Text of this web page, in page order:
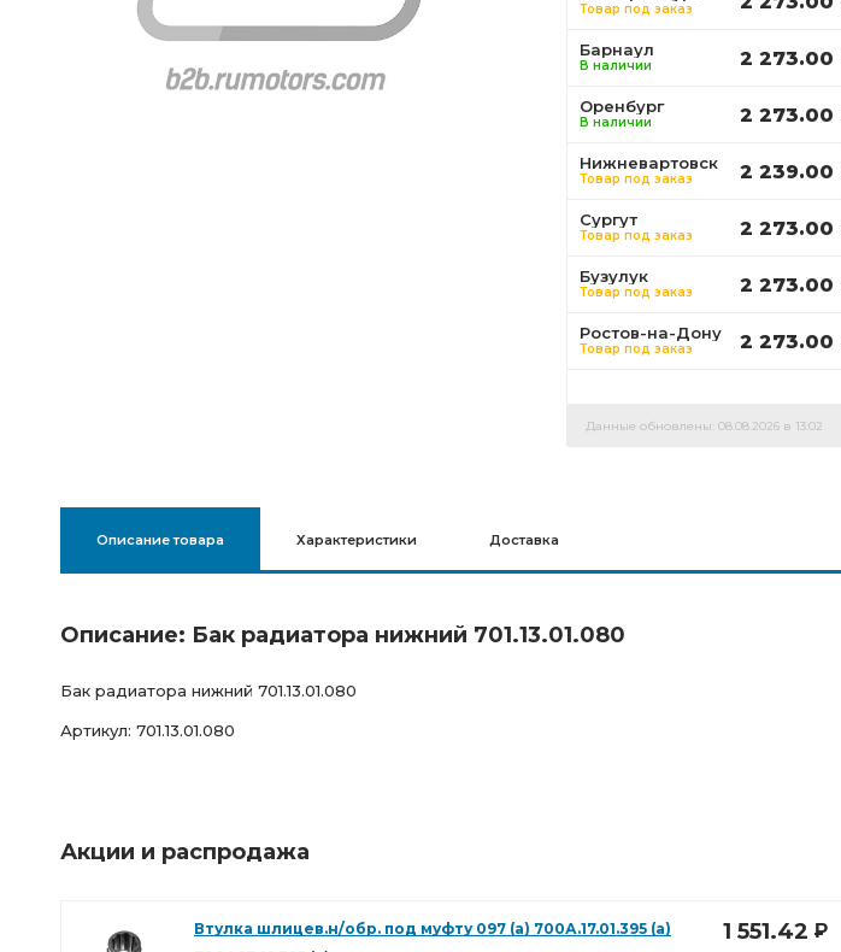
Товар под заказ
Барнаул
В наличии 2 273.00
Оренбург
В наличии 2 273.00
Нижневартовск
Товар под заказ 2 239.00
Сургут
Товар под заказ 2 273.00
Бузулук
Товар под заказ 2 273.00
Ростов-на-Дону
Товар под заказ 2 273.00
Данные обновлены: 08.08.2026 в 13:02
Описание товара Характеристики Доставка
Описание: Бак радиатора нижний 701.13.01.080
Бак радиатора нижний 701.13.01.080
Артикул: 701.13.01.080
Акции и распродажа
Втулка шлицев.н/обр. под муфту 097 (а) 700А.17.01.395 (а)
1 551.42 Р